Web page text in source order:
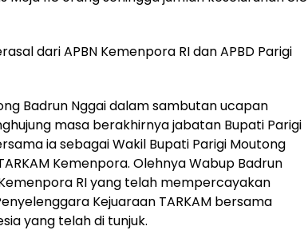
dari APBN Kemenpora RI dan APBD Parigi
Badrun Nggai dalam sambutan ucapan
masa berakhirnya jabatan Bupati Parigi
ia sebagai Wakil Bupati Parigi Moutong
Kemenpora. Olehnya Wabup Badrun
RI yang telah mempercayakan
Kejuaraan TARKAM bersama
yang telah di tunjuk.